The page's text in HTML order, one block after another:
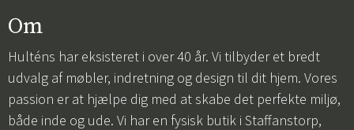
Om
Hulténs har eksisteret i over 40 år. Vi tilbyder et bredt
udvalg af møbler, indretning og design til dit hjem. Vores
passion er at hjælpe dig med at skabe det perfekte miljø,
både inde og ude. Vi har en fysisk butik i Staffanstorp,